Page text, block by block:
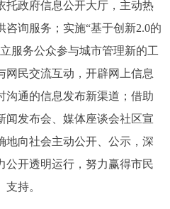
托政府信息公开大厅，主动热
询服务；实施“基于创新2.0的
服务公众参与城市管理新的工
网民交流互动，开辟网上信息
沟通的信息发布新渠道；借助
闻发布会、媒体座谈会社区宣
地向社会主动公开、公示，深
公开透明运行，努力赢得市民
持。